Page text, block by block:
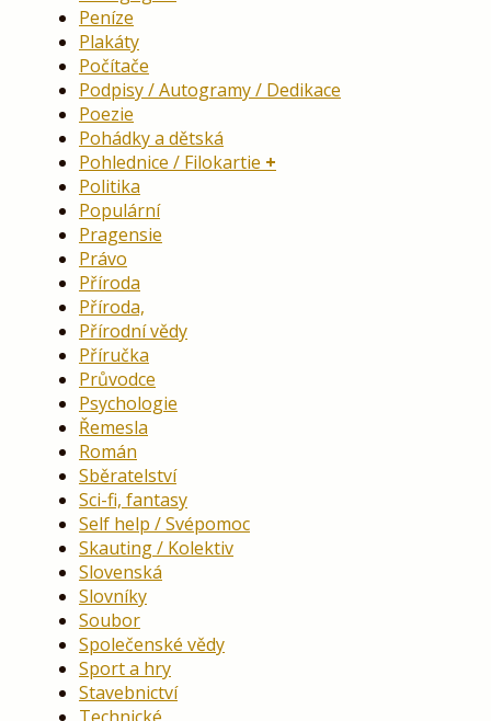
Peníze
Plakáty
Počítače
Podpisy / Autogramy / Dedikace
Poezie
Pohádky a dětská
Pohlednice / Filokartie
Politika
Populární
Pragensie
Právo
Příroda
Příroda,
Přírodní vědy
Příručka
Průvodce
Psychologie
Řemesla
Román
Sběratelství
Sci-fi, fantasy
Self help / Svépomoc
Skauting / Kolektiv
Slovenská
Slovníky
Soubor
Společenské vědy
Sport a hry
Stavebnictví